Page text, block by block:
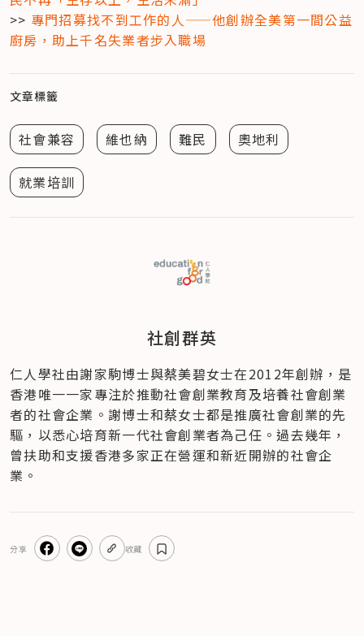
>> 專門招募找不到工作的人——他創辦全美第一間公益
廚房，助上千名失業者步入職場
文章標籤
社會兼容 維也納 難民 奧地利
就業培訓
社創群英
仁人學社由謝家駒博士與蔡美碧女士在2012年創辦，是
香港唯一一家專注於推動社會創業教育及培養社會創業
者的社會企業。謝博士和蔡女士都是推廣社會創業的先
驅，以悉心培育新一代社會創業者為己任。過去幾年，
曾扶助和支援香港多家正在營運和新近開辦的社會企
業。
分享 收藏